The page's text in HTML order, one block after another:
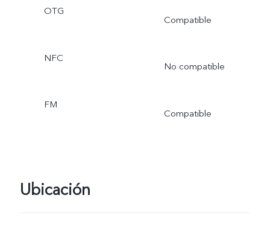
OTG
Compatible
NFC
No compatible
FM
Compatible
Ubicación